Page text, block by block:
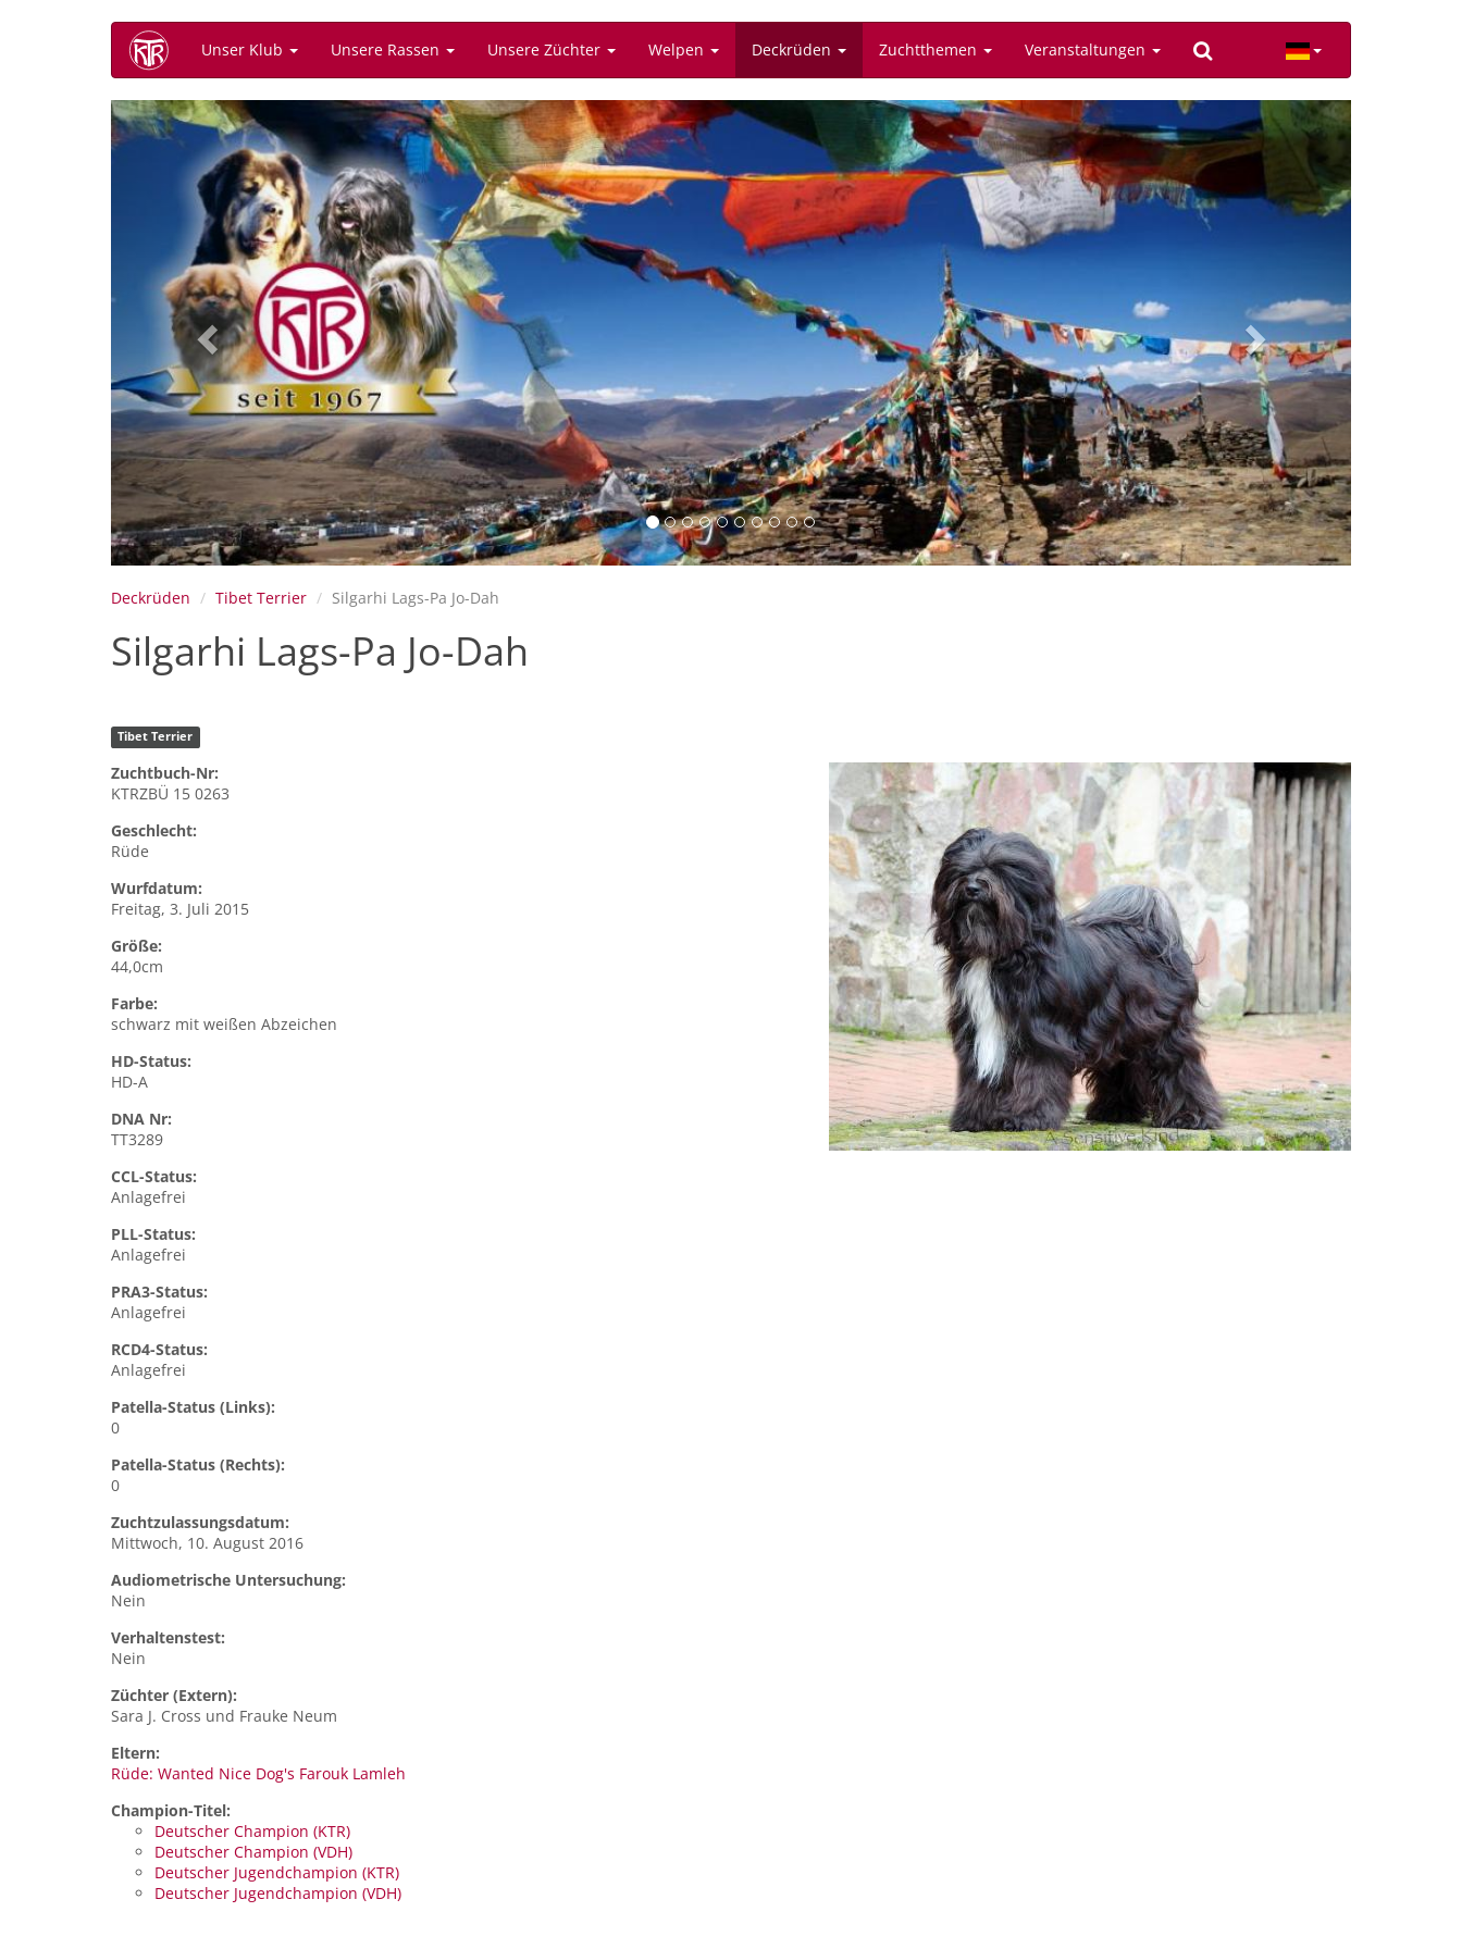
Unser Klub Unsere Rassen Unsere Züchter Welpen Deckrüden Zuchtthemen Veranstaltungen
Previous Next
Deckrüden Tibet Terrier Silgarhi Lags-Pa Jo-Dah
Silgarhi Lags-Pa Jo-Dah
Tibet Terrier
Zuchtbuch-Nr:
KTRZBÜ 15 0263
Geschlecht:
Rüde
Wurfdatum:
Freitag, 3. Juli 2015
Größe:
44,0cm
Farbe:
schwarz mit weißen Abzeichen
HD-Status:
HD-A
DNA Nr:
TT3289
CCL-Status:
Anlagefrei
PLL-Status:
Anlagefrei
PRA3-Status:
Anlagefrei
RCD4-Status:
Anlagefrei
Patella-Status (Links):
0
Patella-Status (Rechts):
0
Zuchtzulassungsdatum:
Mittwoch, 10. August 2016
Audiometrische Untersuchung:
Nein
Verhaltenstest:
Nein
Züchter (Extern):
Sara J. Cross und Frauke Neum
Eltern:
Rüde: Wanted Nice Dog's Farouk Lamleh
Champion-Titel:
Deutscher Champion (KTR)
Deutscher Champion (VDH)
Deutscher Jugendchampion (KTR)
Deutscher Jugendchampion (VDH)